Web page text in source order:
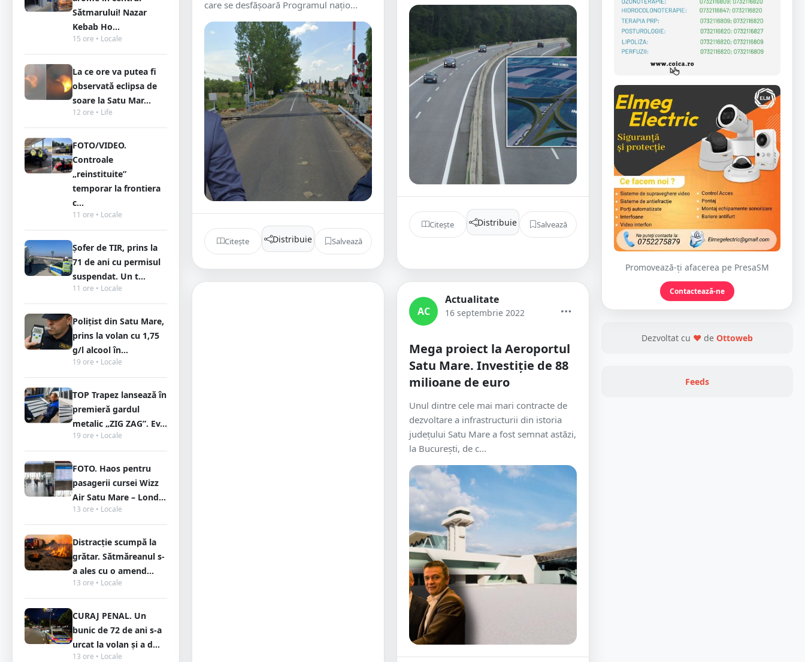
Sătmarului! Nazar
Kebab Ho...
15 ore • Locale
La ce ore va putea fi
observată eclipsa de
soare la Satu Mar...
12 ore • Life
FOTO/VIDEO.
Controale
„reinstituite”
temporar la frontiera
c...
11 ore • Locale
Șofer de TIR, prins la
71 de ani cu permisul
suspendat. Un t...
11 ore • Locale
Polițist din Satu Mare,
prins la volan cu 1,75
g/l alcool în...
19 ore • Locale
TOP Trapez lansează în
premieră gardul
metalic „ZIG ZAG”. Ev...
19 ore • Locale
FOTO. Haos pentru
pasagerii cursei Wizz
Air Satu Mare – Lond...
13 ore • Locale
Distracție scumpă la
grătar. Sătmăreanul s-
a ales cu o amend...
13 ore • Locale
CURAJ PENAL. Un
bunic de 72 de ani s-a
urcat la volan și a d...
13 ore • Locale
care se desfășoară Programul națio...
Citește Distribuie Salvează
Citește Distribuie Salvează
AC
Actualitate
16 septembrie 2022
Mega proiect la Aeroportul
Satu Mare. Investiție de 88
milioane de euro
Unul dintre cele mai mari contracte de
dezvoltare a infrastructurii din istoria
județului Satu Mare a fost semnat astăzi,
la București, de c...
Promovează-ți afacerea pe PresaSM
Contactează-ne
Dezvoltat cu ❤ de Ottoweb
Feeds